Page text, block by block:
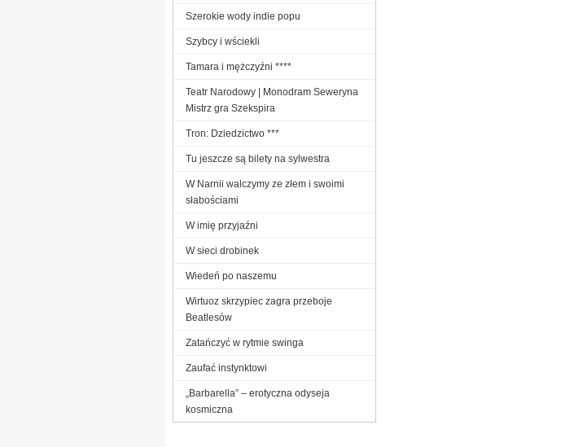
Szerokie wody indie popu
Szybcy i wściekli
Tamara i mężczyźni ****
Teatr Narodowy | Monodram Seweryna
Mistrz gra Szekspira
Tron: Dziedzictwo ***
Tu jeszcze są bilety na sylwestra
W Narnii walczymy ze złem i swoimi
słabościami
W imię przyjaźni
W sieci drobinek
Wiedeń po naszemu
Wirtuoz skrzypiec zagra przeboje
Beatlesów
Zatańczyć w rytmie swinga
Zaufać instynktowi
„Barbarella” – erotyczna odyseja
kosmiczna